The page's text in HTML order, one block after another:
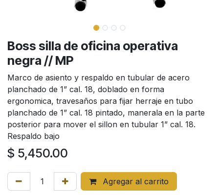
Boss silla de oficina operativa
negra // MP
Marco de asiento y respaldo en tubular de acero
planchado de 1” cal. 18, doblado en forma
ergonomica, travesaños para fijar herraje en tubo
planchado de 1” cal. 18 pintado, manerala en la parte
posterior para mover el sillon en tubular 1” cal. 18.
Respaldo bajo
$ 5,450.00
Agregar al carrito